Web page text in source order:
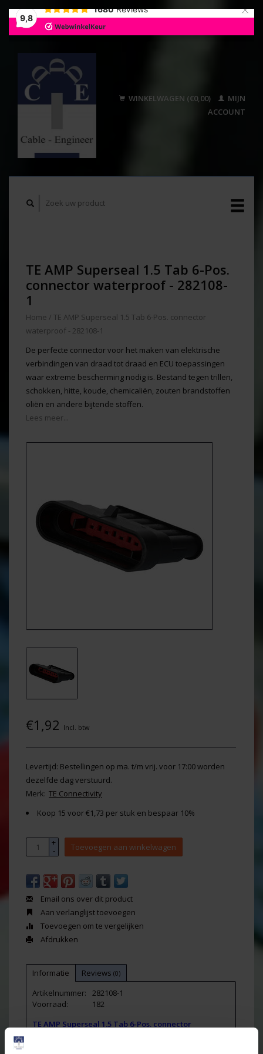
9,8
1680 Reviews ×
WINKELWAGEN (€0,00)
MIJN
ACCOUNT
TE AMP Superseal 1.5 Tab 6-Pos.
connector waterproof - 282108-
1
Home / TE AMP Superseal 1.5 Tab 6-Pos. connector
waterproof - 282108-1
De perfecte connector voor het maken van elektrische
verbindingen van draad tot draad en ECU toepassingen
waar extreme bescherming nodig is. Bestand tegen trillen,
schokken, hitte, koude, chemicaliën, zouten brandstoffen
oliën en andere bijtende stoffen.
Lees meer...
€1,92 Incl. btw
Levertijd: Bestellingen op ma. t/m vrij. voor 17:00 worden
dezelfde dag verstuurd.
Merk: TE Connectivity
Koop 15 voor €1,73 per stuk en bespaar 10%
+
- Toevoegen aan winkelwagen
Email ons over dit product
Aan verlanglijst toevoegen
Toevoegen om te vergelijken
Afdrukken
Informatie Reviews (0)
Artikelnummer:
282108-1
Voorraad:
182
TE AMP Superseal 1.5 Tab 6-Pos. connector